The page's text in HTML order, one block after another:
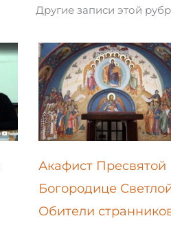
Другие записи этой
Акафист Пресвятой
Богородице
Обители